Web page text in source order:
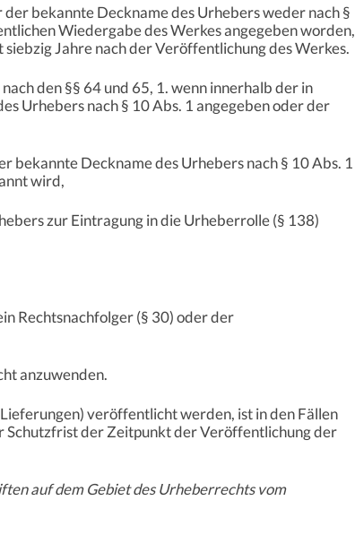
bekannte Deckname des Urhebers weder nach §
Wiedergabe des Werkes angegeben worden,
Jahre nach der Veröffentlichung des Werkes.
den §§ 64 und 65, 1. wenn innerhalb der in
Urhebers nach § 10 Abs. 1 angegeben oder der
bekannte Deckname des Urhebers nach § 10 Abs. 1
wird,
zur Eintragung in die Urheberrolle (§ 138)
Rechtsnachfolger (§ 30) oder der
anzuwenden.
veröffentlicht werden, ist in den Fällen
Schutzfrist der Zeitpunkt der Veröffentlichung der
auf dem Gebiet des Urheberrechts vom